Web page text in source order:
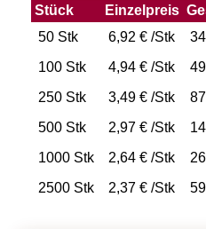
Stück Einzelpreis
50 Stk
6,92 € /Stk
100 Stk
4,94 € /Stk
250 Stk
3,49 € /Stk
500 Stk
2,97 € /Stk
1000 Stk
2,64 € /Stk
2500 Stk
2,37 € /Stk